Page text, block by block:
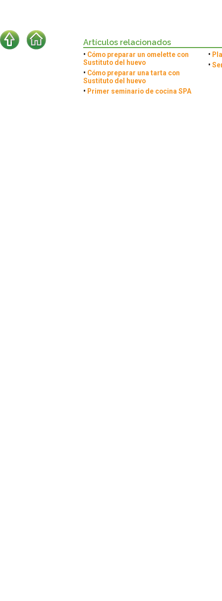
Artículos relacionados
• Cómo preparar un omelette con
Sustituto del huevo
• Cómo preparar una tarta con
Sustituto del huevo
• Primer seminario de cocina SPA
•
•